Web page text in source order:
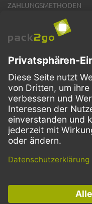
ZAHLUNGSMETHODEN
VERSANDARTEN
FacebookInstagramLinkedIn